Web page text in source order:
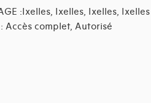
:Ixelles, Ixelles, Ixelles, Ixelles
: Accès complet, Autorisé